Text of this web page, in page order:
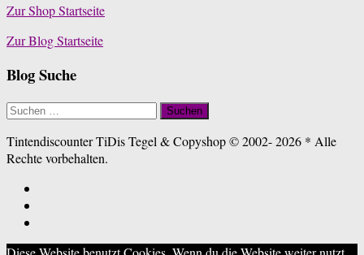
Zur Shop Startseite
Zur Blog Startseite
Blog Suche
Suchen
Tintendiscounter TiDis Tegel & Copyshop © 2002- 2026 * Alle
Rechte vorbehalten.